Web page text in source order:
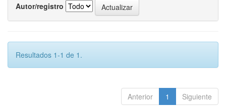
Autor/registro
Resultados 1-1 de 1.
Anterior 1 Siguiente